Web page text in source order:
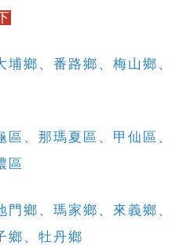
鄉、番路鄉、梅山鄉、
、那瑪夏區、甲仙區、
區
門鄉、瑪家鄉、來義鄉、
鄉、牡丹鄉